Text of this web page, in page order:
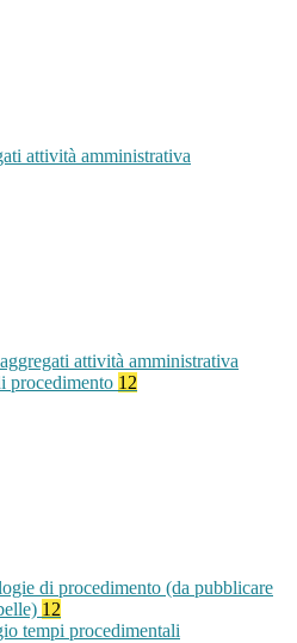
attività amministrativa
attività amministrativa
procedimento 12
di procedimento (da pubblicare
12
tempi procedimentali